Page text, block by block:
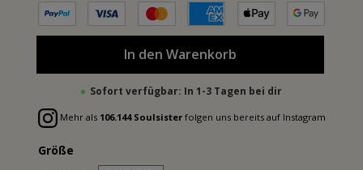
In den Warenkorb
Sofort verfügbar: In 1-3 Tagen bei dir
Mehr als 106.144 Soulsisterfolgen uns bereits auf Instagram
Größe